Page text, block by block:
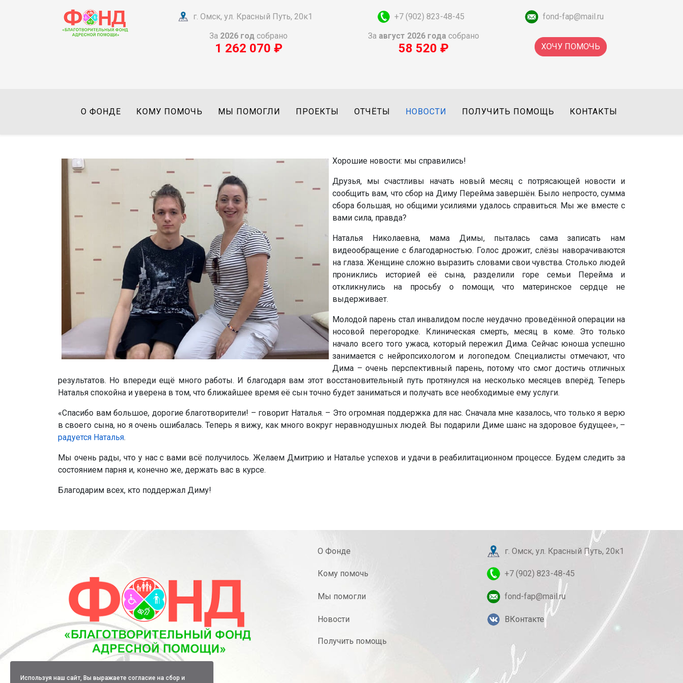
г. Омск, ул. Красный Путь, 20к1 +7 (902) 823-48-45
fond-fap@mail.ru
За 2026 год собрано
1 262 070 ₽
За август 2026 года собрано
58 520 ₽ ХОЧУ ПОМОЧЬ
О ФОНДЕ КОМУ ПОМОЧЬ МЫ ПОМОГЛИ ПРОЕКТЫ ОТЧЁТЫ НОВОСТИ ПОЛУЧИТЬ ПОМОЩЬ КОНТАКТЫ
Хорошие новости: мы справились!
Друзья, мы счастливы начать новый месяц с потрясающей новости и
сообщить вам, что сбор на Диму Перейма завершён. Было непросто, сумма
сбора большая, но общими усилиями удалось справиться. Мы же вместе с
вами сила, правда?
Наталья Николаевна, мама Димы, пыталась сама записать нам
видеообращение с благодарностью. Голос дрожит, слёзы наворачиваются
на глаза. Женщине сложно выразить словами свои чувства. Столько людей
прониклись историей её сына, разделили горе семьи Перейма и
откликнулись на просьбу о помощи, что материнское сердце не
выдерживает.
Молодой парень стал инвалидом после неудачно проведённой операции на
носовой перегородке. Клиническая смерть, месяц в коме. Это только
начало всего того ужаса, который пережил Дима. Сейчас юноша успешно
занимается с нейропсихологом и логопедом. Специалисты отмечают, что
Дима – очень перспективный парень, потому что смог достичь отличных
результатов. Но впереди ещё много работы. И благодаря вам этот восстановительный путь протянулся на несколько месяцев вперёд. Теперь
Наталья спокойна и уверена в том, что ближайшее время её сын точно будет заниматься и получать все необходимые ему услуги.
«Спасибо вам большое, дорогие благотворители! – говорит Наталья. – Это огромная поддержка для нас. Сначала мне казалось, что только я верю
в своего сына, но я очень ошибалась. Теперь я вижу, как много вокруг неравнодушных людей. Вы подарили Диме шанс на здоровое будущее», –
радуется Наталья.
Мы очень рады, что у нас с вами всё получилось. Желаем Дмитрию и Наталье успехов и удачи в реабилитационном процессе. Будем следить за
состоянием парня и, конечно же, держать вас в курсе.
Благодарим всех, кто поддержал Диму!
О Фонде г. Омск, ул. Красный Путь, 20к1
Кому помочь +7 (902) 823-48-45
Мы помогли fond-fap@mail.ru
Новости ВКонтакте
Получить помощь
Используя наш сайт, Вы выражаете согласие на сбор и